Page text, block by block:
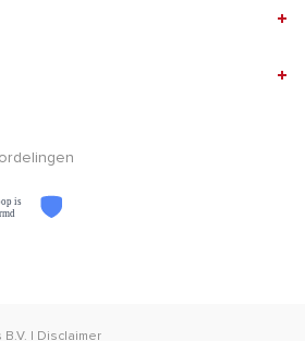
is
Disclaimer